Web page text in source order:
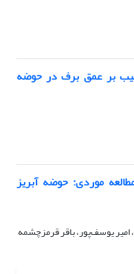
بر عمق برف در حوضه
موردی: حوضه آبریز
یوسف‌پور، باقر قرمزچشمه